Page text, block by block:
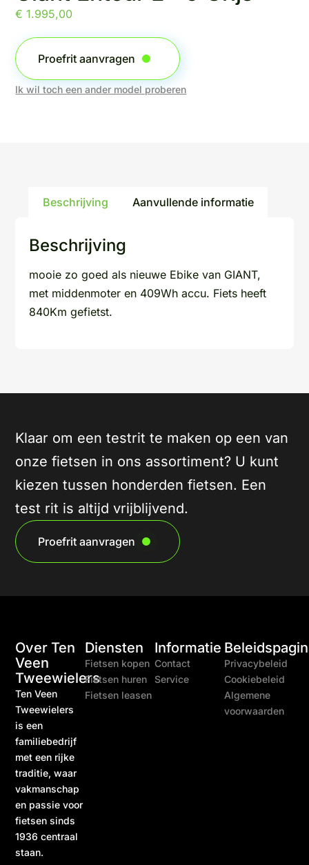
€ 1.995,00
Proefrit aanvragen
Ik wil toch een ander model proberen
Beschrijving Aanvullende informatie
Beschrijving
mooie zo goed als nieuwe Ebike van GIANT,
met middenmoter en 409Wh accu. Fiets heeft
840Km gefietst.
Klaar om een testrit te maken op een van
onze fietsen in ons assortiment? U kunt
kiezen tussen honderden fietsen. Een
test rit is altijd vrijblijvend.
Proefrit aanvragen
Over Ten
Veen
Tweewielers
Ten Veen
Tweewielers
is een
familiebedrijf
met een rijke
traditie, waar
vakmanschap
en passie voor
fietsen sinds
1936 centraal
staan.
Diensten
Fietsen kopen
Fietsen huren
Fietsen leasen
Informatie
Contact
Service
Privacybeleid
Cookiebeleid
Algemene
voorwaarden